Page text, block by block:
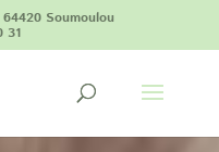
Soumoulou
31